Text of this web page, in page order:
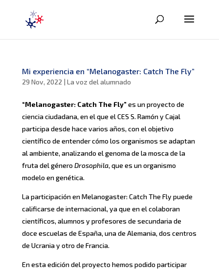
Mi experiencia en “Melanogaster: Catch The Fly”
29 Nov, 2022 | La voz del alumnado
“Melanogaster: Catch The Fly”es un proyecto de
ciencia ciudadana, en el que el CES S. Ramón y Cajal
participa desde hace varios años, con el objetivo
científico de entender cómo los organismos se adaptan
al ambiente, analizando el genoma de la mosca de la
fruta del género Drosophila, que es un organismo
modelo en genética.
La participación en Melanogaster: Catch The Fly puede
calificarse de internacional, ya que en el colaboran
científicos, alumnos y profesores de secundaria de
doce escuelas de España, una de Alemania, dos centros
de Ucrania y otro de Francia.
En esta edición del proyecto hemos podido participar